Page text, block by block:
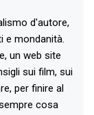
d'autore,
e mondanità.
un web site
sui film, sui
per finire al
cosa